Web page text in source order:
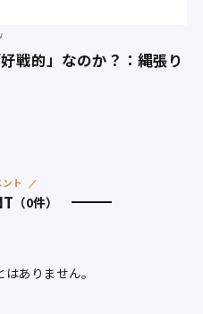
戦的」なのか？：縄張り
（0件）
ント
ありません。